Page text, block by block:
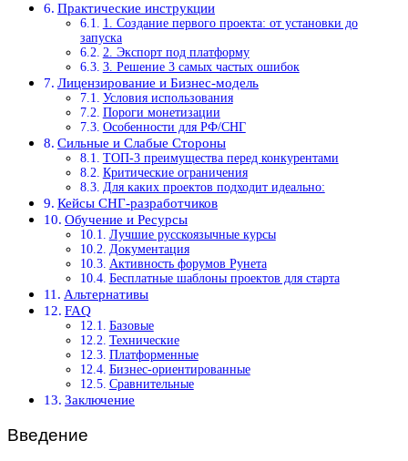
Практические инструкции
1. Создание первого проекта: от установки до
запуска
2. Экспорт под платформу
3. Решение 3 самых частых ошибок
Лицензирование и Бизнес-модель
Условия использования
Пороги монетизации
Особенности для РФ/СНГ
Сильные и Слабые Стороны
ТОП-3 преимущества перед конкурентами
Критические ограничения
Для каких проектов подходит идеально:
Кейсы СНГ-разработчиков
Обучение и Ресурсы
Лучшие русскоязычные курсы
Документация
Активность форумов Рунета
Бесплатные шаблоны проектов для старта
Альтернативы
FAQ
Базовые
Технические
Платформенные
Бизнес-ориентированные
Сравнительные
Заключение
Введение